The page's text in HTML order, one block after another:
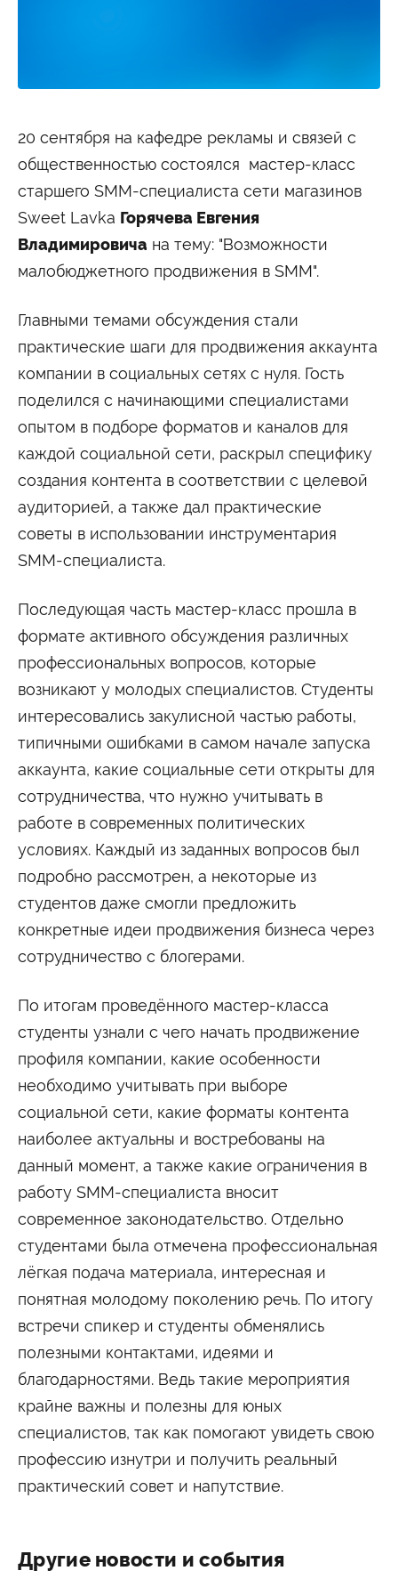
Статьи
Фотогалерея
Второе высшее
Формы обучения
Мероприятия
Дни открытых дверей
Выездные студенческие мероприятия
Университетские субботы
Контакты
Администрация
+7 (495) 795-00-11
Приёмная комиссия
+7 (495) 795-00-10
Подписаться на нас
 
Министерство науки и высшего образования
Российской Федерации
Министерство просвещения Российской
Сведения об образовательной организации
20 сентября на кафедре рекламы и связей с
общественностью состоялся мастер-класс
старшего SMM-специалиста сети магазинов
Sweet Lavka Горячева Евгения
Владимировича на тему: "Возможности
малобюджетного продвижения в SMM".
Главными темами обсуждения стали
практические шаги для продвижения аккаунта
компании в социальных сетях с нуля. Гость
поделился с начинающими специалистами
опытом в подборе форматов и каналов для
каждой социальной сети, раскрыл специфику
создания контента в соответствии с целевой
аудиторией, а также дал практические
советы в использовании инструментария
SMM-специалиста.
Последующая часть мастер-класс прошла в
формате активного обсуждения различных
профессиональных вопросов, которые
возникают у молодых специалистов. Студенты
интересовались закулисной частью работы,
типичными ошибками в самом начале запуска
аккаунта, какие социальные сети открыты для
сотрудничества, что нужно учитывать в
работе в современных политических
условиях. Каждый из заданных вопросов был
подробно рассмотрен, а некоторые из
студентов даже смогли предложить
конкретные идеи продвижения бизнеса через
сотрудничество с блогерами.
По итогам проведённого мастер-класса
студенты узнали с чего начать продвижение
профиля компании, какие особенности
необходимо учитывать при выборе
социальной сети, какие форматы контента
наиболее актуальны и востребованы на
данный момент, а также какие ограничения в
работу SMM-специалиста вносит
современное законодательство. Отдельно
студентами была отмечена профессиональная
лёгкая подача материала, интересная и
понятная молодому поколению речь. По итогу
встречи спикер и студенты обменялись
полезными контактами, идеями и
благодарностями. Ведь такие мероприятия
крайне важны и полезны для юных
специалистов, так как помогают увидеть свою
профессию изнутри и получить реальный
практический совет и напутствие.
Другие новости и события